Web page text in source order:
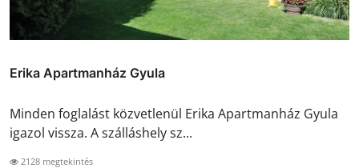
Erika Apartmanház Gyula
Minden foglalást közvetlenül Erika Apartmanház Gyula
igazol vissza. A szálláshely sz...
2128 megtekintés